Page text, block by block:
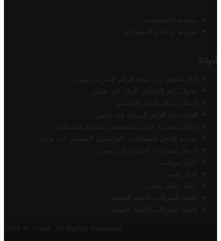
سياسة الخصوصية
شروط وأحكام الاستخدام
أدواتنا
أداة التحقق من صحة الرقم الضريبي تونس
محول رقم الحساب الآيبان في تونس
أسعار صرف الدينار التونسي
البحث عن الرمز البريدي في تونس
محاكي ضريبة الدخل الشخصي للموظف/المتقاعد
ضريبة الدخل للمتقاعدين الفرنسيين المقيمين في تونس
أسعار السيارات الجديدة في تونس
أخبار تروفيت
أخبار تونس
رابط خلفي مجاني
قائمة الشركات الأهلية المحلية
قائمة الشركات الأهلية الجهوية
2025 © Trovit. All Rights Reserved.